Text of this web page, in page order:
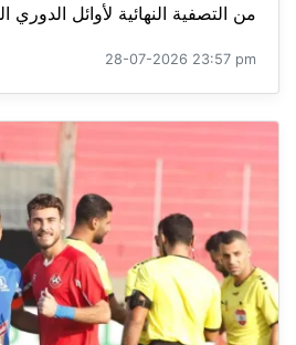
من التصفية النهائية لأوائل الدوري
28-07-2026 23:57 pm